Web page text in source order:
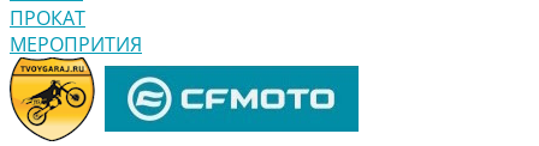
ПРОКАТ
МЕРОПРИТИЯ